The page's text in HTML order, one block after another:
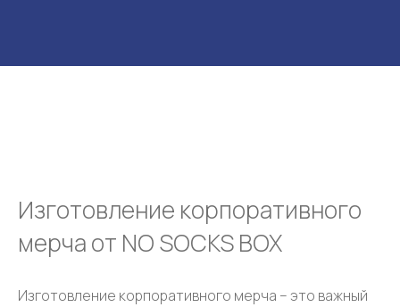
Изготовление корпоративного
мерча от NO SOCKS BOX
Изготовление корпоративного мерча – это важный